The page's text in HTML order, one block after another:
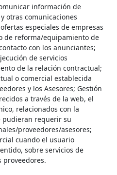
información de
otras comunicaciones
especiales de empresas
de reforma/equipamiento de
con los anunciantes;
de servicios
de la relación contractual;
o comercial establecida
y los Asesores; Gestión
a través de la web, el
relacionados con la
pudieran requerir su
proveedores/asesores;
cuando el usuario
sobre servicios de
proveedores.